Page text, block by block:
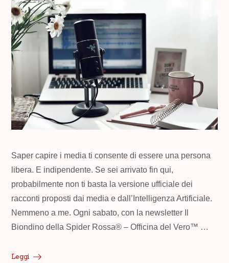
Saper capire i media ti consente di essere una persona
libera. E indipendente. Se sei arrivato fin qui,
probabilmente non ti basta la versione ufficiale dei
racconti proposti dai media e dall’Intelligenza Artificiale.
Nemmeno a me. Ogni sabato, con la newsletter Il
Biondino della Spider Rossa® – Officina del Vero™ …
Leggi